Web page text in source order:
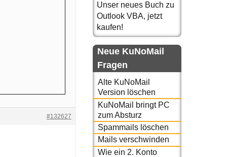
#132627
Unser neues Buch zu
Outlook VBA, jetzt
kaufen!
Neue KuNoMail
Fragen
Alte KuNoMail
Version löschen
KuNoMail bringt PC
zum Absturz
Spammails löschen
Mails verschwinden
Wie ein 2. Konto